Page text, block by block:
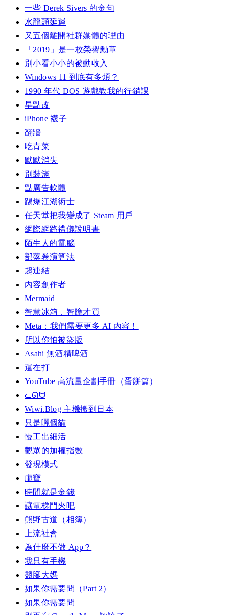
一些 Derek Sivers 的金句
水龍頭延遲
又五個離開社群媒體的理由
「2019」是一枚榮譽勳章
別小看小小的被動收入
Windows 11 到底有多煩？
1990 年代 DOS 遊戲教我的行銷課
早點改
iPhone 襪子
翻牆
吃青菜
默默消失
別裝滿
點廣告軟體
踢爆江湖術士
任天堂把我變成了 Steam 用戶
網際網路禮儀說明書
陌生人的電腦
部落卷演算法
超連結
內容創作者
Mermaid
智慧冰箱，智障才買
Meta：我們需要更多 AI 內容！
所以你怕被盜版
Asahi 無酒精啤酒
還在打
YouTube 高流量企劃手冊（蛋餅篇）
ᓚᘏᗢ
Wiwi.Blog 主機搬到日本
只是曬個貓
慢工出細活
觀眾的加權指數
發現模式
虛寶
時間就是金錢
讓電梯門夾吧
熊野古道（相簿）
上流社會
為什麼不做 App？
我只有手機
翹腳大媽
如果你需要問（Part 2）
如果你需要問